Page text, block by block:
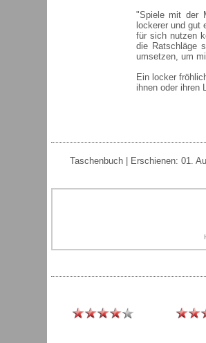
"Spiele mit der
lockerer und gut
für sich nutzen
die Ratschläge
umsetzen, um
Ein locker
ihnen oder ihren
Taschenbuch | Erschienen: 01.